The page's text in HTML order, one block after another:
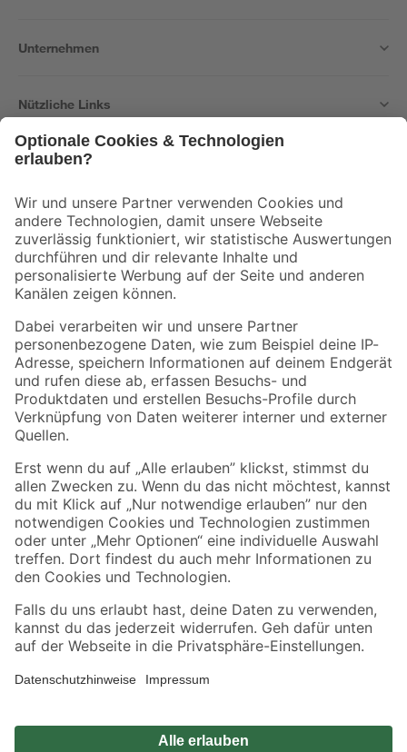
Unternehmen
Nützliche Links
Der toom Newsletter: Keine Angebote und Aktionen mehr verpassen!
Zur Newsletter Anmeldung
Folge uns
Zahlungsarten Versandarten
Sicher einkaufen
Jetzt die toom-App herunterladen
Alle Preisangaben in EUR inkl. gesetzl. MwSt.. Die dargestellten Angebote sind unter
Umständen nicht in allen Märkten verfügbar. Die angegebenen Verfügbarkeiten beziehen
Produkte nur solange der Vorrat reicht.
*Paketversand ab 59 € versandkostenfrei, gilt nicht für Artikel mit Speditionsversand, hier
Privatsphäre Impressum